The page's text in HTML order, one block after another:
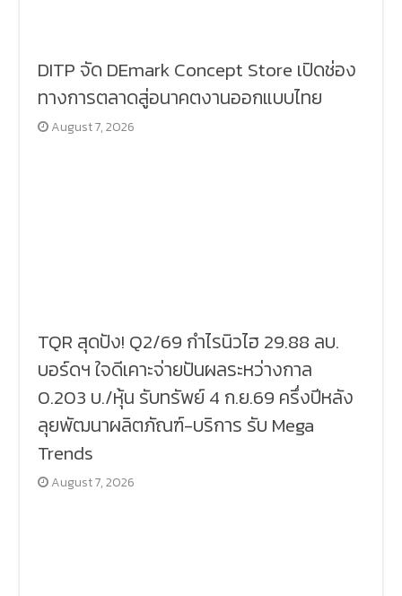
DITP จัด DEmark Concept Store เปิดช่อง
ทางการตลาดสู่อนาคตงานออกแบบไทย
August 7, 2026
TQR สุดปัง! Q2/69 กำไรนิวไฮ 29.88 ลบ.
บอร์ดฯ ใจดีเคาะจ่ายปันผลระหว่างกาล
0.203 บ./หุ้น รับทรัพย์ 4 ก.ย.69 ครึ่งปีหลัง
ลุยพัฒนาผลิตภัณฑ์-บริการ รับ Mega
Trends
August 7, 2026